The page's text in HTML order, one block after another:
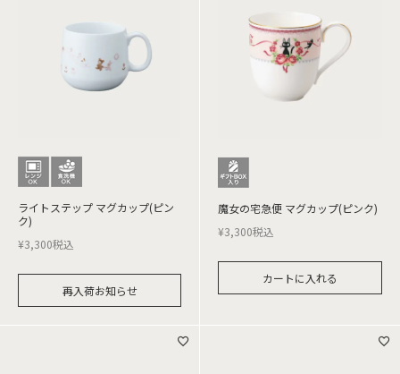
ライトステップ マグカップ(ピン
ク)
¥3,300税込
再入荷お知らせ
魔女の宅急便 マグカップ(ピンク)
¥3,300税込
カートに入れる